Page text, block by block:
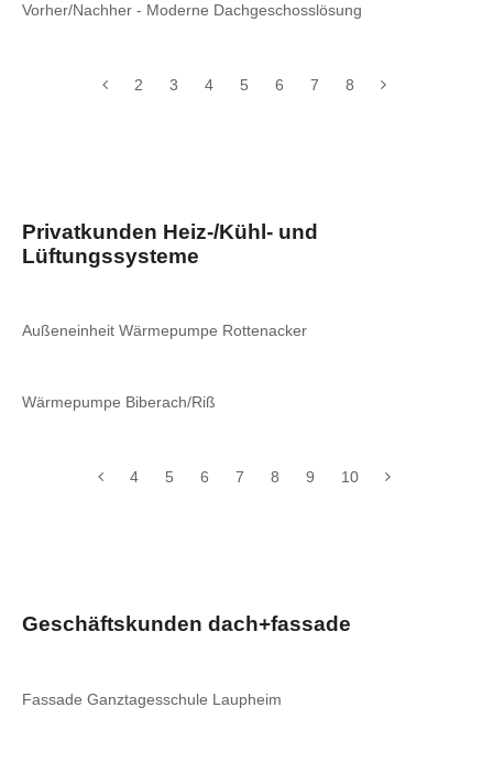
Vorher/Nachher - Moderne Dachgeschosslösung
2 3 4 5 6 7 8
Privatkunden Heiz-/Kühl- und
Lüftungssysteme
Außeneinheit Wärmepumpe Rottenacker
Wärmepumpe Biberach/Riß
4 5 6 7 8 9 10
Geschäftskunden dach+fassade
Fassade Ganztagesschule Laupheim